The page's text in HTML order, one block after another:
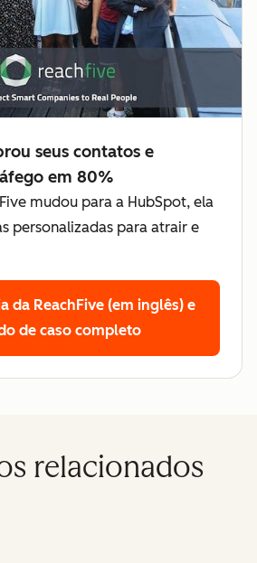
seus contatos e
em 80%
mudou para a HubSpot, ela
personalizadas para atrair e
da ReachFive (em inglês) e
de caso completo
relacionados